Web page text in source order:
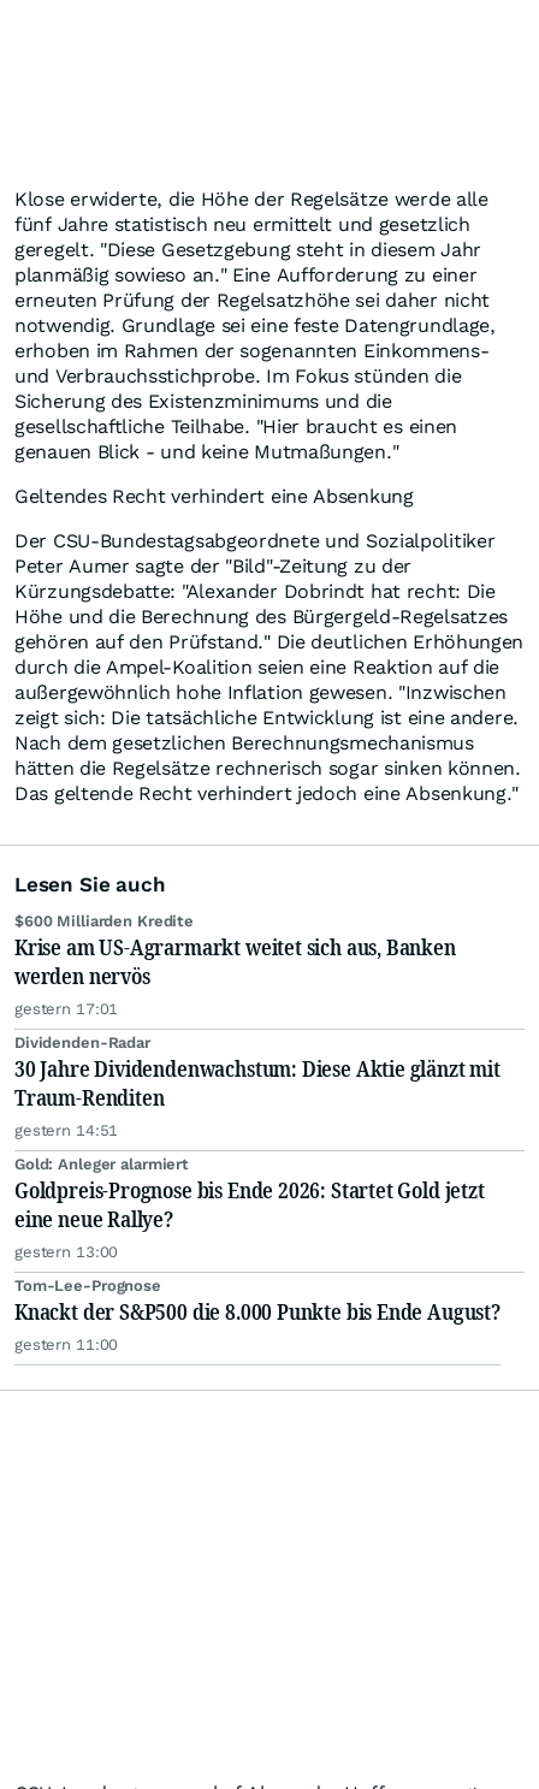
Klose erwiderte, die Höhe der Regelsätze werde alle
fünf Jahre statistisch neu ermittelt und gesetzlich
geregelt. "Diese Gesetzgebung steht in diesem Jahr
planmäßig sowieso an." Eine Aufforderung zu einer
erneuten Prüfung der Regelsatzhöhe sei daher nicht
notwendig. Grundlage sei eine feste Datengrundlage,
erhoben im Rahmen der sogenannten Einkommens-
und Verbrauchsstichprobe. Im Fokus stünden die
Sicherung des Existenzminimums und die
gesellschaftliche Teilhabe. "Hier braucht es einen
genauen Blick - und keine Mutmaßungen."
Geltendes Recht verhindert eine Absenkung
Der CSU-Bundestagsabgeordnete und Sozialpolitiker
Peter Aumer sagte der "Bild"-Zeitung zu der
Kürzungsdebatte: "Alexander Dobrindt hat recht: Die
Höhe und die Berechnung des Bürgergeld-Regelsatzes
gehören auf den Prüfstand." Die deutlichen Erhöhungen
durch die Ampel-Koalition seien eine Reaktion auf die
außergewöhnlich hohe Inflation gewesen. "Inzwischen
zeigt sich: Die tatsächliche Entwicklung ist eine andere.
Nach dem gesetzlichen Berechnungsmechanismus
hätten die Regelsätze rechnerisch sogar sinken können.
Das geltende Recht verhindert jedoch eine Absenkung."
Lesen Sie auch
$600 Milliarden Kredite
Krise am US-Agrarmarkt weitet sich aus, Banken
werden nervös
gestern 17:01
Dividenden-Radar
30 Jahre Dividendenwachstum: Diese Aktie glänzt mit
Traum-Renditen
gestern 14:51
Gold: Anleger alarmiert
Goldpreis-Prognose bis Ende 2026: Startet Gold jetzt
eine neue Rallye?
gestern 13:00
Tom-Lee-Prognose
Knackt der S&P500 die 8.000 Punkte bis Ende August?
gestern 11:00